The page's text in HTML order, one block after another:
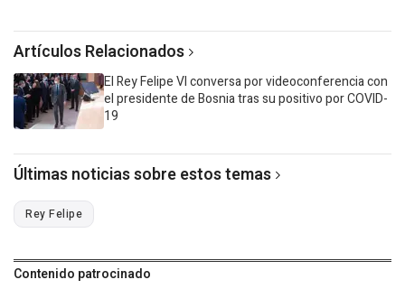
Artículos Relacionados
El Rey Felipe VI conversa por videoconferencia con
el presidente de Bosnia tras su positivo por COVID-
19
Últimas noticias sobre estos temas
Rey Felipe
Contenido patrocinado